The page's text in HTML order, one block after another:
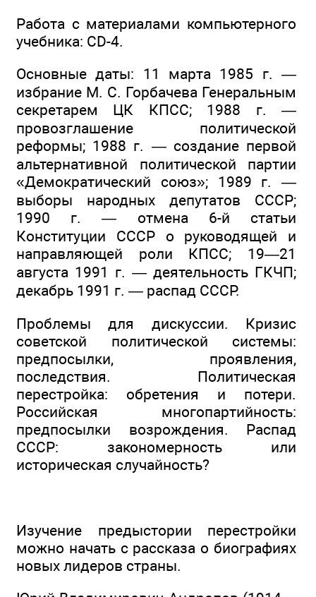
Работа с материалами компьютерного
учебника: CD-4.
Основные даты: 11 марта 1985 г. —
избрание М. С. Горбачева Генеральным
секретарем ЦК КПСС; 1988 г. —
провозглашение политической
реформы; 1988 г. — создание первой
альтернативной политической партии
«Демократический союз»; 1989 г. —
выборы народных депутатов СССР;
1990 г. — отмена 6-й статьи
Конституции СССР о руководящей и
направляющей роли КПСС; 19—21
августа 1991 г. — деятельность ГКЧП;
декабрь 1991 г. — распад СССР.
Проблемы для дискуссии. Кризис
советской политической системы:
предпосылки, проявления,
последствия. Политическая
перестройка: обретения и потери.
Российская многопартийность:
предпосылки возрождения. Распад
СССР: закономерность или
историческая случайность?
Изучение предыстории перестройки
можно начать с рассказа о биографиях
новых лидеров страны.